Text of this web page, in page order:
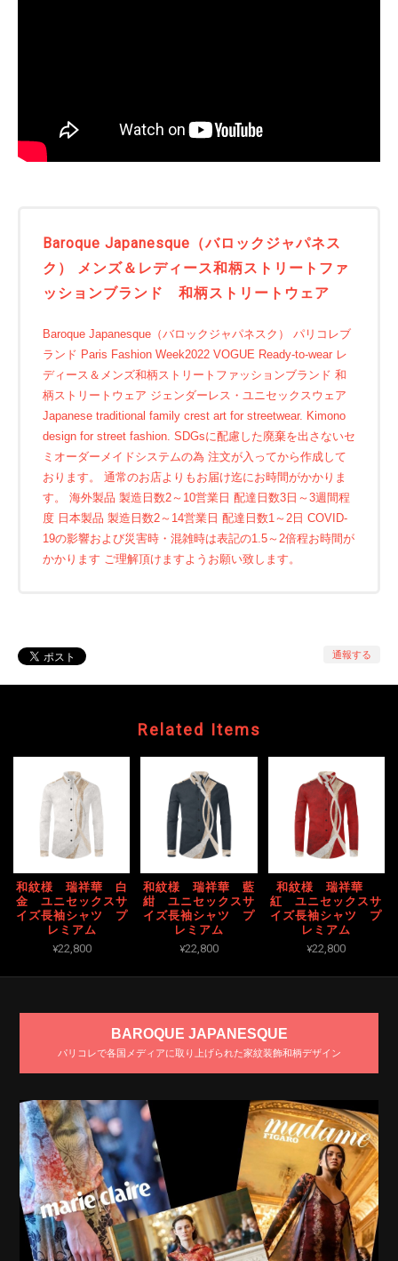
Baroque Japanesque（バロックジャパネス
ク） メンズ＆レディース和柄ストリートファ
ッションブランド 和柄ストリートウェア
Baroque Japanesque（バロックジャパネスク） パリコレブ
ランド Paris Fashion Week2022 VOGUE Ready-to-wear レ
ディース＆メンズ和柄ストリートファッションブランド 和
柄ストリートウェア ジェンダーレス・ユニセックスウェア
Japanese traditional family crest art for streetwear. Kimono
design for street fashion. SDGsに配慮した廃棄を出さないセ
ミオーダーメイドシステムの為 注文が入ってから作成して
おります。 通常のお店よりもお届け迄にお時間がかかりま
す。 海外製品 製造日数2～10営業日 配達日数3日～3週間程
度 日本製品 製造日数2～14営業日 配達日数1～2日 COVID-
19の影響および災害時・混雑時は表記の1.5～2倍程お時間が
かかります ご理解頂けますようお願い致します。
通報する
Related Items
和紋様 瑞祥華 白
金 ユニセックスサ
イズ長袖シャツ プ
レミアム
¥22,800
和紋様 瑞祥華 藍
紺 ユニセックスサ
イズ長袖シャツ プ
レミアム
¥22,800
和紋様 瑞祥華
紅 ユニセックスサ
イズ長袖シャツ プ
レミアム
¥22,800
BAROQUE JAPANESQUE
パリコレで各国メディアに取り上げられた家紋装飾和柄デザイン